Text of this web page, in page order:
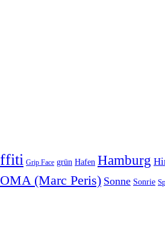
Grip Face grün Hafen Hamburg
(Marc Peris) Sonne Sonrie